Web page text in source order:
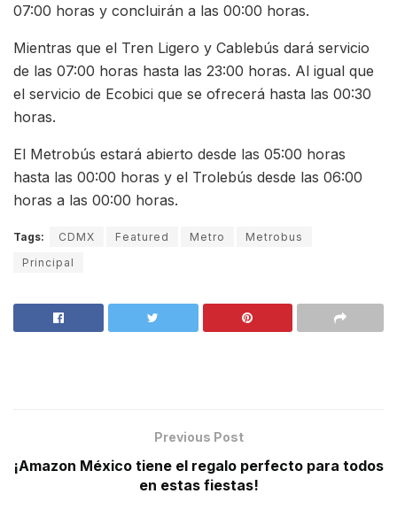
07:00 horas y concluirán a las 00:00 horas.
Mientras que el Tren Ligero y Cablebús dará servicio
de las 07:00 horas hasta las 23:00 horas. Al igual que
el servicio de Ecobici que se ofrecerá hasta las 00:30
horas.
El Metrobús estará abierto desde las 05:00 horas
hasta las 00:00 horas y el Trolebús desde las 06:00
horas a las 00:00 horas.
Tags: CDMX Featured Metro
Metrobus
Principal
Previous Post
¡Amazon México tiene el regalo perfecto para todos
en estas fiestas!